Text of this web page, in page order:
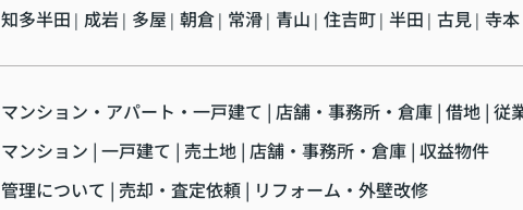
知多半田 | 成岩 | 多屋 | 朝倉 | 常滑 | 青山 | 住吉町 | 半田 | 古見 | 寺本
マンション・アパート・一戸建て 店舗・事務所・倉庫 借地 従
マンション 一戸建て 売土地 店舗・事務所・倉庫 収益物件
管理について 売却・査定依頼 リフォーム・外壁改修